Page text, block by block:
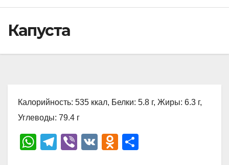
Капуста
Калорийность: 535 ккал, Белки: 5.8 г, Жиры: 6.3 г,
Углеводы: 79.4 г
W
T
Vi
V
O